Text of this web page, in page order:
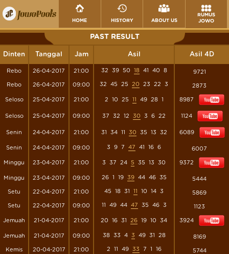
HOME HISTORY ABOUT US
RUMUS
JOWO
PAST RESULT
Dinten Tanggal Jam Asil Asil 4D
Rebo 26-04-2017 21:00 32 39 50 18 41 40 8 9721
Rebo 26-04-2017 09:00 32 45 25 20 23 22 3 2873
Seloso 25-04-2017 21:00 2 10 25 11 49 28 1 8987
Seloso 25-04-2017 09:00 37 32 12 30 3 6 22 1124
Senin 24-04-2017 21:00 31 34 11 30 35 13 32 6089
Senin 24-04-2017 09:00 3 9 7 47 41 16 6 6007
Minggu 23-04-2017 21:00 3 37 24 5 35 13 30 9372
Minggu 23-04-2017 09:00 26 1 19 39 44 46 35 5444
Setu 22-04-2017 21:00 45 18 31 11 10 14 3 5869
Setu 22-04-2017 09:00 11 49 44 47 35 46 3 1123
Jemuah 21-04-2017 21:00 20 16 31 26 19 10 34 3924
Jemuah 21-04-2017 09:00 38 33 4 3 49 31 28 8169
Kemis 20-04-2017 21:00 2 11 49 33 7 1 16 5744